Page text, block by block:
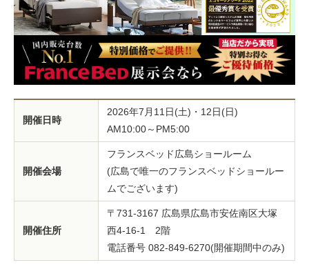
開催日時
2026年7月11日(土)・12日(日)
AM10:00～PM5:00
開催会場
フランスベッド広島ショールーム
(広島で唯一のフランスベッドショールー
ムでございます)
開催住所
〒731-3167 広島県広島市安佐南区大塚
西4-16-1 2階
電話番号 082-849-6270(開催期間中のみ)